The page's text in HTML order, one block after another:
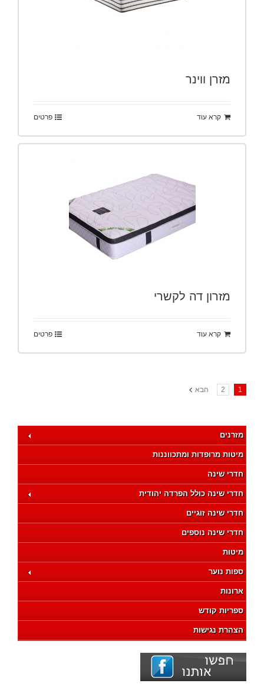
מזרן ווינר
קרא עוד פרטים
מזרון דה לקשרי
קרא עוד פרטים
1
2 הבא
מזרנים
מיטות מרופדות ומתכווננות
חדרי שינה
חדרי שינה כולל הפרדה יהודית
חדרי שינה זוגיים
חדרי שינה נוספים
מיטות
ספות נוער
ארונות
ספריות קודש
הצהרת נגישות